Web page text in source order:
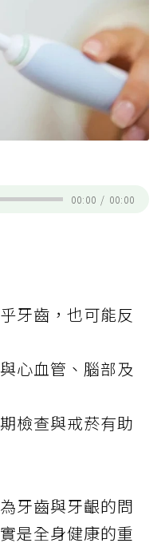
00:00 / 00:00
牙齒，也可能反
心血管、腦部及
檢查與戒菸有助
牙齒與牙齦的問
是全身健康的重